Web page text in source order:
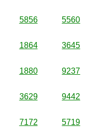
5856 5560
1864 3645
1880 9237
3629 9442
7172 5719